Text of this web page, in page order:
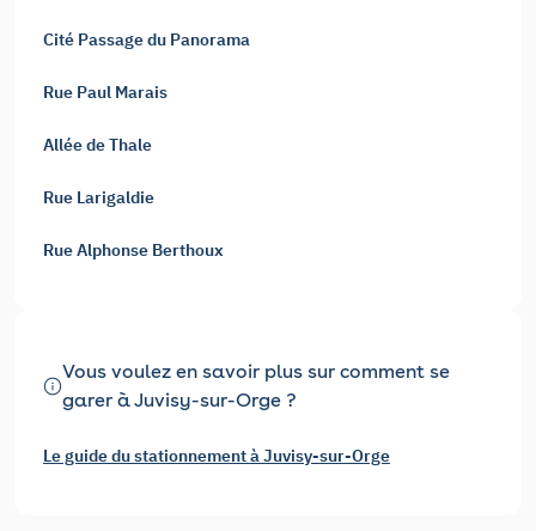
Cité Passage du Panorama
Rue Paul Marais
Allée de Thale
Rue Larigaldie
Rue Alphonse Berthoux
Vous voulez en savoir plus sur comment se
garer à Juvisy-sur-Orge ?
Le guide du stationnement à Juvisy-sur-Orge